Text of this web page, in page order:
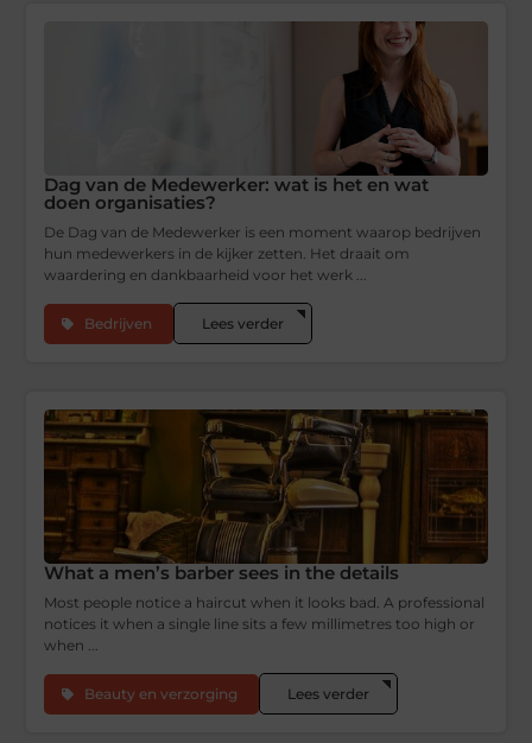
Dag van de Medewerker: wat is het en wat
doen organisaties?
De Dag van de Medewerker is een moment waarop bedrijven
hun medewerkers in de kijker zetten. Het draait om
waardering en dankbaarheid voor het werk ...
Bedrijven Lees verder
What a men’s barber sees in the details
Most people notice a haircut when it looks bad. A professional
notices it when a single line sits a few millimetres too high or
when ...
Beauty en verzorging Lees verder